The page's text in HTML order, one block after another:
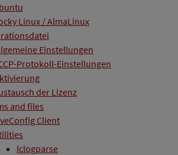
Linux / AlmaLinux
Einstellungen
Protokoll-Einstellungen
der Lizenz
and files
Client
lclogparse